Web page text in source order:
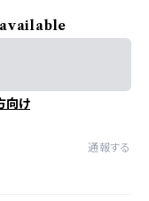
向け
通報する